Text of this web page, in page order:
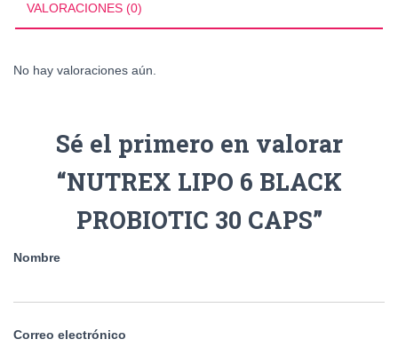
VALORACIONES (0)
No hay valoraciones aún.
Sé el primero en valorar
“NUTREX LIPO 6 BLACK
PROBIOTIC 30 CAPS”
Nombre
Correo electrónico